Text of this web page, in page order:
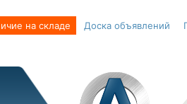
на складе Доска объявлений